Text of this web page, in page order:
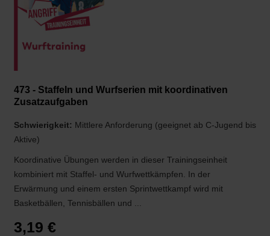
473 - Staffeln und Wurfserien mit koordinativen
Zusatzaufgaben
Schwierigkeit: Mittlere Anforderung (geeignet ab C-Jugend bis
Aktive)
Koordinative Übungen werden in dieser Trainingseinheit
kombiniert mit Staffel- und Wurfwettkämpfen. In der
Erwärmung und einem ersten Sprintwettkampf wird mit
Basketbällen, Tennisbällen und ...
3,19 €